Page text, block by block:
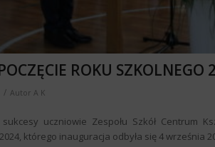
ROKU
/ AutorA K
uczniowie Zespołu Szkół Centrum
którego inauguracja odbyła się 4 września